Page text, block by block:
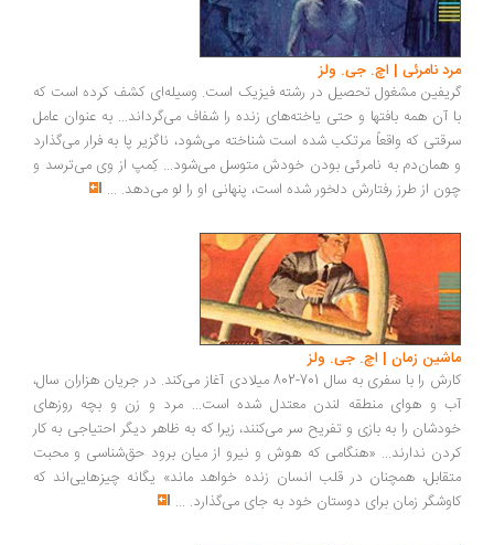
مرد نامرئی | اچ. جی. ولز
گریفین مشغول تحصیل در رشته فیزیک است. وسیله‌ای کشف کرده است که
با آن همه بافتها و حتی یاخته‌های زنده را شفاف می‌گرداند... به عنوان عامل
سرقتی که واقعاً مرتکب شده است شناخته می‌شود، ناگزیر پا به فرار می‌گذارد
و همان‌دم به نامرئی بودن خودش متوسل می‌شود... کِمپ از وی می‌ترسد و
چون از طرز رفتارش دلخور شده است، پنهانی او را لو می‌دهد. ...
ماشین زمان | اچ. جی. ولز
کارش را با سفری به سال 701-802 میلادی آغاز می‌کند. در جریان هزاران سال،
آب و هوای منطقه لندن معتدل شده است... مرد و زن و بچه روزهای
خودشان را به بازی و تفریح سر می‌کنند، زیرا که به ظاهر دیگر احتیاجی به کار
کردن ندارند... «هنگامی که هوش و نیرو از میان برود حق‌شناسی و محبت
متقابل، همچنان در قلب انسان زنده خواهد ماند» یگانه چیزهایی‌اند که
کاوشگر زمان برای دوستان خود به جای می‌گذارد. ...